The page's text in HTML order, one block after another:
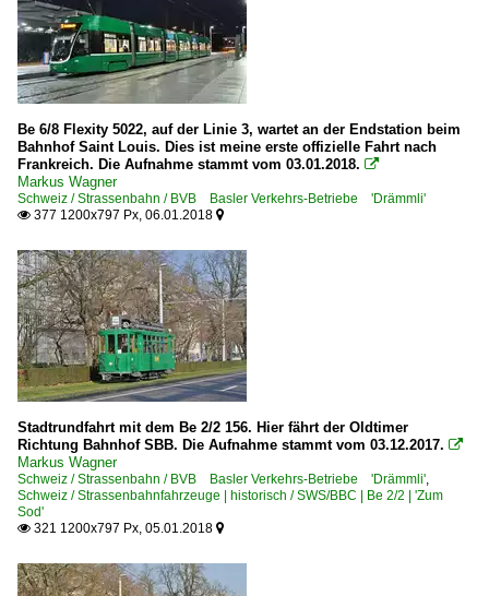
Be 6/8 Flexity 5022, auf der Linie 3, wartet an der Endstation beim
Bahnhof Saint Louis. Dies ist meine erste offizielle Fahrt nach
Frankreich. Die Aufnahme stammt vom 03.01.2018. 
Markus Wagner
Schweiz / Strassenbahn / BVB Basler Verkehrs-Betriebe 'Drämmli'
 377 1200x797 Px, 06.01.2018 
Stadtrundfahrt mit dem Be 2/2 156. Hier fährt der Oldtimer
Richtung Bahnhof SBB. Die Aufnahme stammt vom 03.12.2017. 
Markus Wagner
Schweiz / Strassenbahn / BVB Basler Verkehrs-Betriebe 'Drämmli'
Schweiz / Strassenbahnfahrzeuge | historisch / SWS/BBC | Be 2/2 | 'Zum
Sod'
 321 1200x797 Px, 05.01.2018 